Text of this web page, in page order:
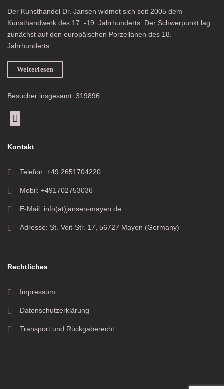
Der Kunsthandel Dr. Jansen widmet sich seit 2005 dem
Kunsthandwerk des 17. -19. Jahrhunderts. Der Schwerpunkt lag
zunächst auf den europäischen Porzellanen des 18.
Jahrhunderts.
Weiterlesen
Besucher insgesamt: 319896
Kontakt
Telefon: +49 2651704220
Mobil: +491702753036
E-Mail: info(at)jansen-mayen.de
Adresse: St.-Veit-Str. 17, 56727 Mayen (Germany)
Rechtliches
Impressum
Datenschutzerklärung
Transport und Rückgaberecht